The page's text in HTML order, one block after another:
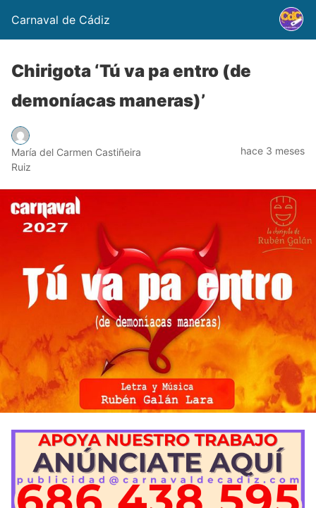
Carnaval de Cádiz
Chirigota ‘Tú va pa entro (de
demoníacas maneras)’
María del Carmen Castiñeira
Ruiz
hace 3 meses